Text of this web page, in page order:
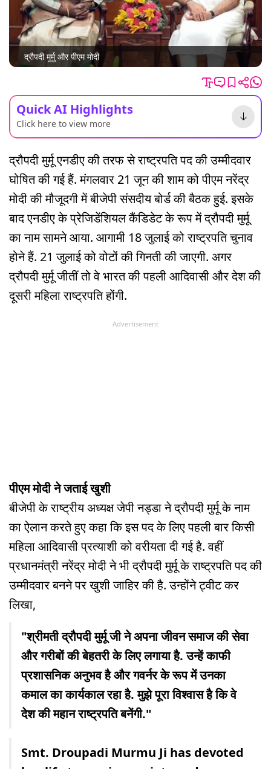
द्रौपदी मुर्मु और पीएम मोदी
Quick AI Highlights
Click here to view more
द्रौपदी मुर्मू एनडीए की तरफ से राष्ट्रपति पद की उम्मीदवार
घोषित की गई हैं. मंगलवार 21 जून की शाम को पीएम नरेंद्र
मोदी की मौजूदगी में बीजेपी संसदीय बोर्ड की बैठक हुई. इसके
बाद एनडीए के प्रेजिडेंशियल कैंडिडेट के रूप में द्रौपदी मुर्मू
का नाम सामने आया. आगामी 18 जुलाई को राष्ट्रपति चुनाव
होने हैं. 21 जुलाई को वोटों की गिनती की जाएगी. अगर
द्रौपदी मुर्मू जीतीं तो वे भारत की पहली आदिवासी और देश की
दूसरी महिला राष्ट्रपति होंगी.
Advertisement
पीएम मोदी ने जताई खुशी
बीजेपी के राष्ट्रीय अध्यक्ष जेपी नड्डा ने द्रौपदी मुर्मू के नाम
का ऐलान करते हुए कहा कि इस पद के लिए पहली बार किसी
महिला आदिवासी प्रत्याशी को वरीयता दी गई है. वहीं
प्रधानमंत्री नरेंद्र मोदी ने भी द्रौपदी मुर्मू के राष्ट्रपति पद की
उम्मीदवार बनने पर खुशी जाहिर की है. उन्होंने ट्वीट कर
लिखा,
"श्रीमती द्रौपदी मुर्मू जी ने अपना जीवन समाज की सेवा
और गरीबों की बेहतरी के लिए लगाया है. उन्हें काफी
प्रशासनिक अनुभव है और गवर्नर के रूप में उनका
कमाल का कार्यकाल रहा है. मुझे पूरा विश्वास है कि वे
देश की महान राष्ट्रपति बनेंगी."
Smt. Droupadi Murmu Ji has devoted